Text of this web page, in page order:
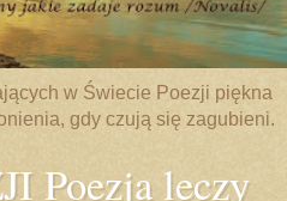
w Świecie Poezji piękna
gdy czują się zagubieni.
Poezja leczy